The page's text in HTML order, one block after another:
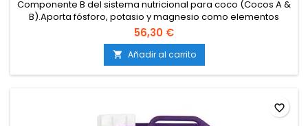
Componente B del sistema nutricional para coco (Cocos A &
B).Aporta fósforo, potasio y magnesio como elementos
clave.Diseñado para evitar precipitación con Cocos A si se
mezclan correctamente.Compatible con riego automático y
sistemas de cultivo en coco amortiguado.Totalmente
soluble, adecuado para dosis precisas y mezclas limpias.
56,30 €
 Añadir al carrito
favorite_border